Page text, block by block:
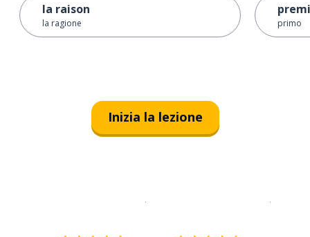
la raison
la ragione primo
Inizia la lezione